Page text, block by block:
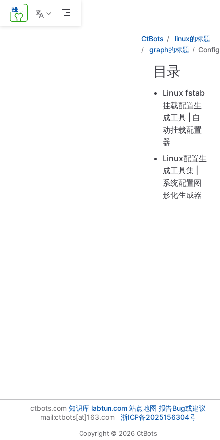
跳
至
CtBots
linux的标题
graph的标题
Config
目录
Linux fstab
挂载配置生
成工具 | 自
动挂载配置
器
Linux配置生
成工具集 |
系统配置图
形化生成器
ctbots.com 知识库 labtun.com 站点地图 报告Bug或建议
mail:ctbots[at]163.com 浙ICP备2025156304号
Copyright © 2026 CtBots